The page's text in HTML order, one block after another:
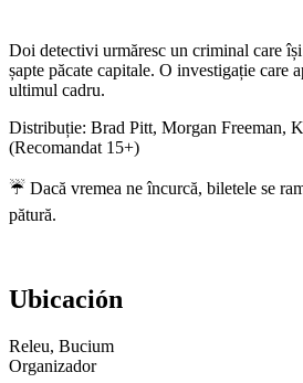
Doi detectivi urmăresc un criminal care
șapte păcate capitale. O investigație care
ultimul cadru.
Distribuție: Brad Pitt, Morgan Freeman,
(Recomandat 15+)
☔ Dacă vremea ne încurcă, biletele se
pătură.
Ubicación
Releu, Bucium
Organizador